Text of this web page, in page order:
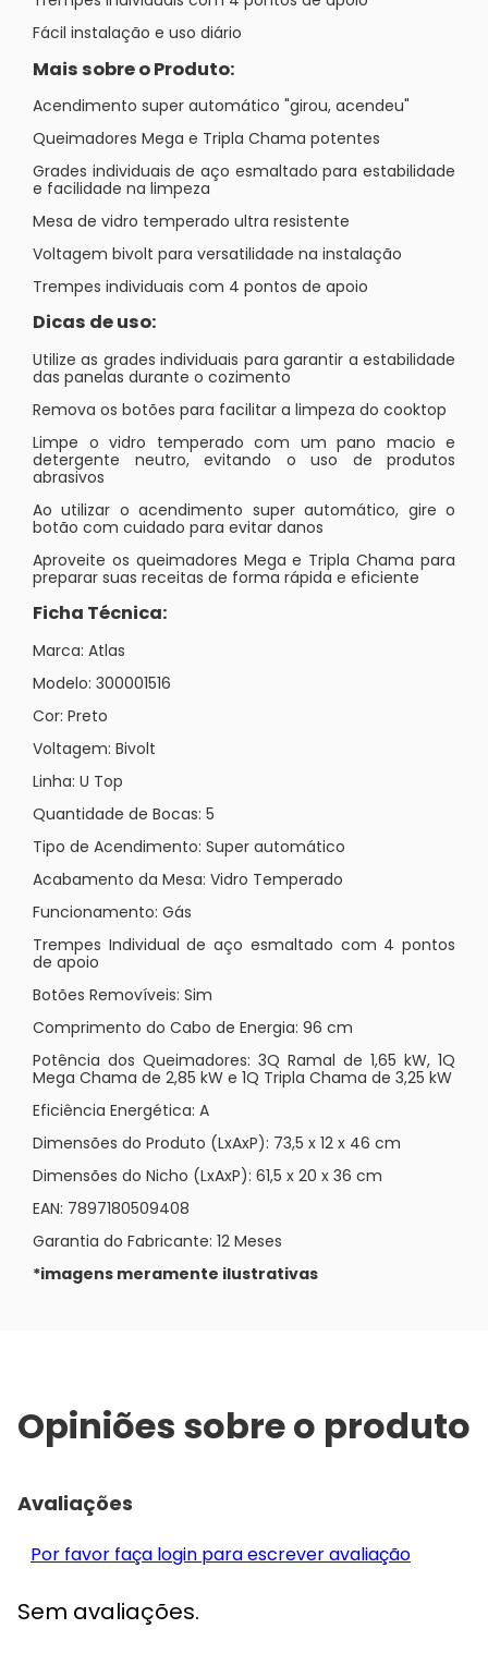
Fácil instalação e uso diário
Mais sobre o Produto:
Acendimento super automático "girou, acendeu"
Queimadores Mega e Tripla Chama potentes
Grades individuais de aço esmaltado para estabilidade
e facilidade na limpeza
Mesa de vidro temperado ultra resistente
Voltagem bivolt para versatilidade na instalação
Trempes individuais com 4 pontos de apoio
Dicas de uso:
Utilize as grades individuais para garantir a estabilidade
das panelas durante o cozimento
Remova os botões para facilitar a limpeza do cooktop
Limpe o vidro temperado com um pano macio e
detergente neutro, evitando o uso de produtos
abrasivos
Ao utilizar o acendimento super automático, gire o
botão com cuidado para evitar danos
Aproveite os queimadores Mega e Tripla Chama para
preparar suas receitas de forma rápida e eficiente
Ficha Técnica:
Marca: Atlas
Modelo: 300001516
Cor: Preto
Voltagem: Bivolt
Linha: U Top
Quantidade de Bocas: 5
Tipo de Acendimento: Super automático
Acabamento da Mesa: Vidro Temperado
Funcionamento: Gás
Trempes Individual de aço esmaltado com 4 pontos
de apoio
Botões Removíveis: Sim
Comprimento do Cabo de Energia: 96 cm
Potência dos Queimadores: 3Q Ramal de 1,65 kW, 1Q
Mega Chama de 2,85 kW e 1Q Tripla Chama de 3,25 kW
Eficiência Energética: A
Dimensões do Produto (LxAxP): 73,5 x 12 x 46 cm
Dimensões do Nicho (LxAxP): 61,5 x 20 x 36 cm
EAN: 7897180509408
Garantia do Fabricante: 12 Meses
*imagens meramente ilustrativas
Opiniões sobre o produto
Avaliações
Por favor faça login para escrever avaliação
Sem avaliações.